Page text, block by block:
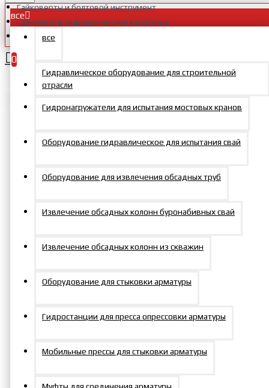
все
все
Гидравлическое оборудование для строительной
отрасли
Гидронагружатели для испытания мостовых кранов
Оборудование гидравлическое для испытания свай
Оборудование для извлечения обсадных труб
Извлечение обсадных колонн буронабивных свай
Извлечение обсадных колонн из скважин
Оборудование для стыковки арматуры
Гидростанции для пресса опрессовки арматуры
Мобильные прессы для стыковки арматуры
0
Ваша корзина пуста!
Гайковерты и болтовой инструмент
Гайковерты гидравлические кассетные
Гайковерты гидравлические серии TEV-C-H
Фильтры
Цена
Крутящий
14349 Нм
2121-